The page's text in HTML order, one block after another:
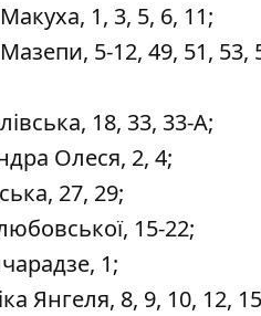
1, 3, 5, 6, 11;
5-12, 49, 51, 53,
18, 33, 33-А;
Олеся, 2, 4;
27, 29;
15-22;
1;
Янгеля, 8, 9, 10, 12,